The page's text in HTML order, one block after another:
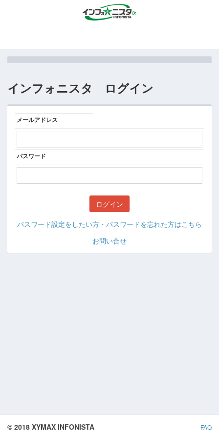
インフォニスタ ログイン
メールアドレス
パスワード
パスワード設定をしたい方・パスワードを忘れた方はこちら
お問い合せ
FAQ
© 2018 XYMAX INFONISTA